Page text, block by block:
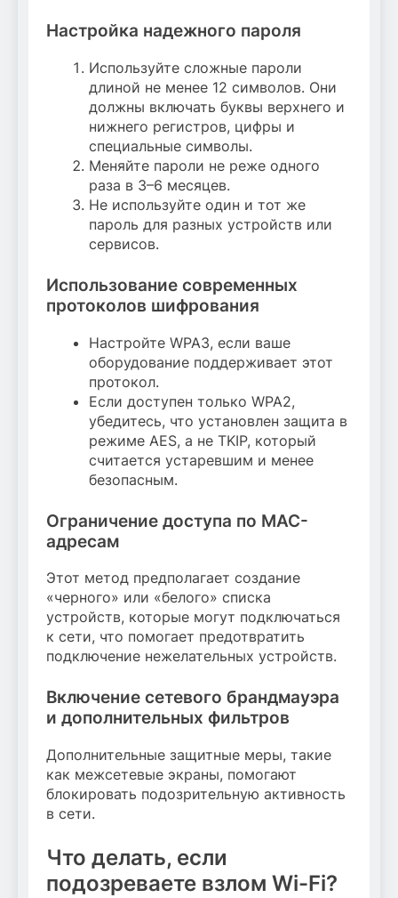
Настройка надежного пароля
Используйте сложные пароли
длиной не менее 12 символов. Они
должны включать буквы верхнего и
нижнего регистров, цифры и
специальные символы.
Меняйте пароли не реже одного
раза в 3–6 месяцев.
Не используйте один и тот же
пароль для разных устройств или
сервисов.
Использование современных
протоколов шифрования
Настройте WPA3, если ваше
оборудование поддерживает этот
протокол.
Если доступен только WPA2,
убедитесь, что установлен защита в
режиме AES, а не TKIP, который
считается устаревшим и менее
безопасным.
Ограничение доступа по MAC-
адресам
Этот метод предполагает создание
«черного» или «белого» списка
устройств, которые могут подключаться
к сети, что помогает предотвратить
подключение нежелательных устройств.
Включение сетевого брандмауэра
и дополнительных фильтров
Дополнительные защитные меры, такие
как межсетевые экраны, помогают
блокировать подозрительную активность
в сети.
Что делать, если
подозреваете взлом Wi-Fi?